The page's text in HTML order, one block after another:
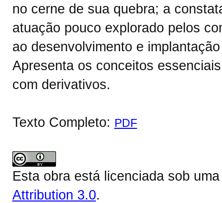
no cerne de sua quebra; a
atuação pouco explorado pelos
ao desenvolvimento e
Apresenta os conceitos
com derivativos.
Texto Completo: PDF
Esta obra está licenciada sob
Attribution 3.0.